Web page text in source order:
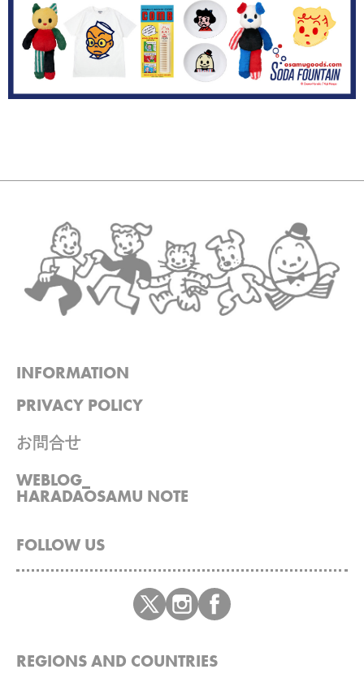
INFORMATION
PRIVACY POLICY
お問合せ
WEBLOG_
HARADAOSAMU NOTE
FOLLOW US
REGIONS AND COUNTRIES